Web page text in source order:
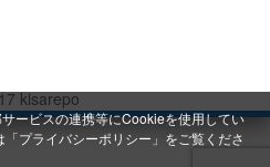
ービスの連携等にCookieを使用してい
「プライバシーポリシー 」をご覧くださ
kisarepo